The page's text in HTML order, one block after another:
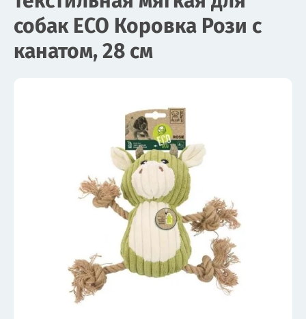
собак ECO Коровка Рози с
канатом, 28 см